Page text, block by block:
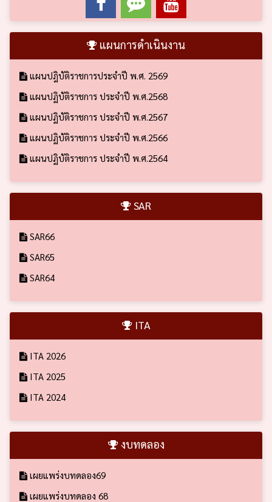
แผนการดำเนินงาน
แผนปฎิบัติราชการประจำปี พ.ศ. 2569
แผนปฏิบัติราชการ ประจำปี พ.ศ.2568
แผนปฏิบัติราชการ ประจำปี พ.ศ.2567
แผนปฏิบัติราชการ ประจำปี พ.ศ.2566
แผนปฏิบัติราชการ ประจำปี พ.ศ.2564
SAR
SAR66
SAR65
SAR64
ITA
ITA 2026
ITA 2025
ITA 2024
งบทดลอง
เผยแพร่งบทดลอง69
เผยแพร่งบทดลอง 68